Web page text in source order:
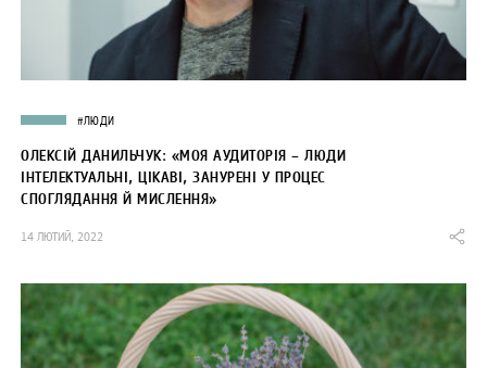
#ЛЮДИ
ОЛЕКСІЙ ДАНИЛЬЧУК: «МОЯ АУДИТОРІЯ – ЛЮДИ
ІНТЕЛЕКТУАЛЬНІ, ЦІКАВІ, ЗАНУРЕНІ У ПРОЦЕС
СПОГЛЯДАННЯ Й МИСЛЕННЯ»
14 ЛЮТИЙ, 2022